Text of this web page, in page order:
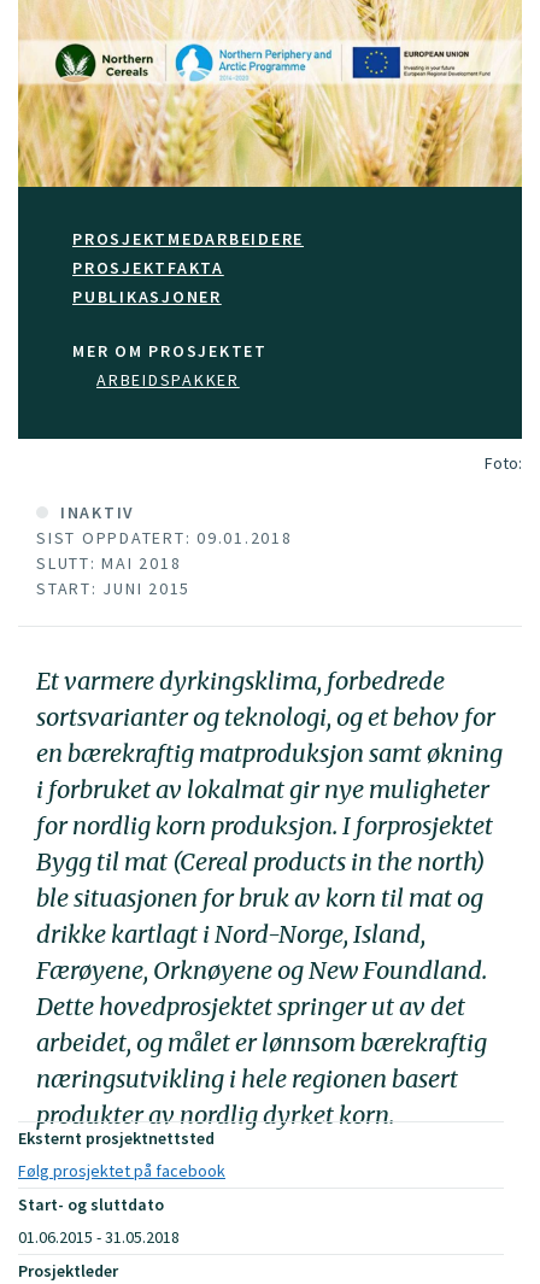
PROSJEKTMEDARBEIDERE
PROSJEKTFAKTA
PUBLIKASJONER
MER OM PROSJEKTET
ARBEIDSPAKKER
Foto:
INAKTIV
SIST OPPDATERT: 09.01.2018
SLUTT: MAI 2018
START: JUNI 2015
Et varmere dyrkingsklima, forbedrede
sortsvarianter og teknologi, og et behov for
en bærekraftig matproduksjon samt økning
i forbruket av lokalmat gir nye muligheter
for nordlig korn produksjon. I forprosjektet
Bygg til mat (Cereal products in the north)
ble situasjonen for bruk av korn til mat og
drikke kartlagt i Nord-Norge, Island,
Færøyene, Orknøyene og New Foundland.
Dette hovedprosjektet springer ut av det
arbeidet, og målet er lønnsom bærekraftig
næringsutvikling i hele regionen basert
produkter av nordlig dyrket korn.
Eksternt prosjektnettsted
Følg prosjektet på facebook
Start- og sluttdato
01.06.2015 - 31.05.2018
Prosjektleder